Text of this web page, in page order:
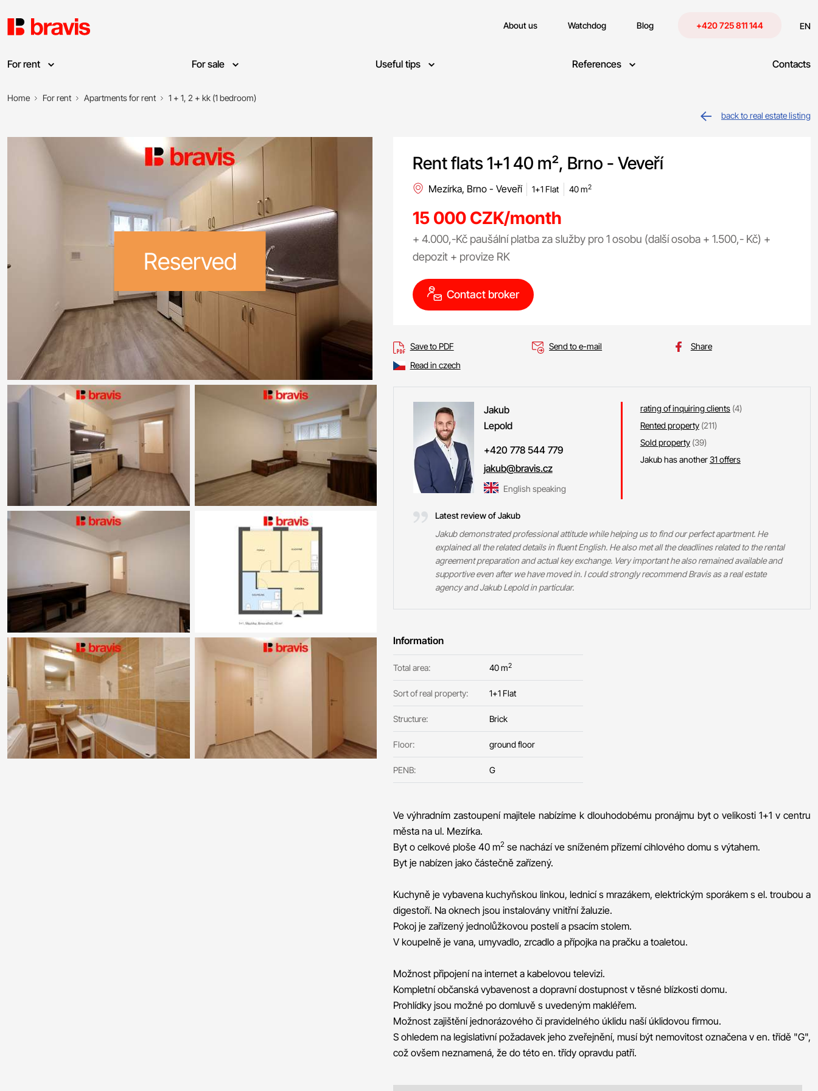
About us Watchdog Blog +420 725 811 144 EN
For rent For sale Useful tips References Contacts
Home For rent Apartments for rent
1 + 1, 2 + kk (1 bedroom)
back to real estate listing
Reserved
Rent flats 1+1 40 m², Brno - Veveří
Mezírka, Brno - Veveří 1+1 Flat 40 m2
15 000 CZK/month
+ 4.000,-Kč paušální platba za služby pro 1 osobu (další osoba + 1.500,- Kč) +
depozit + provize RK
Contact broker
Save to PDF Send to e-mail
Share
Read in czech
Jakub
Lepold
+420 778 544 779
jakub@bravis.cz
English speaking
rating of inquiring clients (4)
Rented property (211)
Sold property (39)
Jakub has another31 offers
Latest review of Jakub
Jakub demonstrated professional attitude while helping us to find our perfect apartment. He
explained all the related details in fluent English. He also met all the deadlines related to the rental
agreement preparation and actual key exchange. Very important he also remained available and
supportive even after we have moved in. I could strongly recommend Bravis as a real estate
agency and Jakub Lepold in particular.
Information
Total area: 40 m2
Sort of real property: 1+1 Flat
Structure: Brick
Floor: ground floor
PENB: G
Ve výhradním zastoupení majitele nabízíme k dlouhodobému pronájmu byt o velikosti 1+1 v centru
města na ul. Mezírka.
Byt o celkové ploše 40 m2se nachází ve sníženém přízemí cihlového domu s výtahem.
Byt je nabízen jako částečně zařízený.
Kuchyně je vybavena kuchyňskou linkou, lednicí s mrazákem, elektrickým sporákem s el. troubou a
digestoří. Na oknech jsou instalovány vnitřní žaluzie.
Pokoj je zařízený jednolůžkovou postelí a psacím stolem.
V koupelně je vana, umyvadlo, zrcadlo a přípojka na pračku a toaletou.
Možnost připojení na internet a kabelovou televizi.
Kompletní občanská vybavenost a dopravní dostupnost v těsné blízkosti domu.
Prohlídky jsou možné po domluvě s uvedeným makléřem.
Možnost zajištění jednorázového či pravidelného úklidu naší úklidovou firmou.
S ohledem na legislativní požadavek jeho zveřejnění, musí být nemovitost označena v en. třídě "G",
což ovšem neznamená, že do této en. třídy opravdu patří.